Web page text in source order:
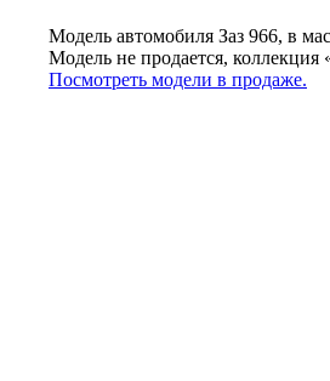
Модель автомобиля Заз 966, в
Модель не продается,
Посмотреть модели в продаже.